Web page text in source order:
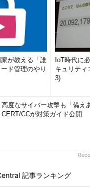
が教える「誰
ド管理のやり
IoT時代に
キュリティ
3)
高度なサイバー攻撃も「備え
CERT/CCが対策ガイド公開
記事ランキング